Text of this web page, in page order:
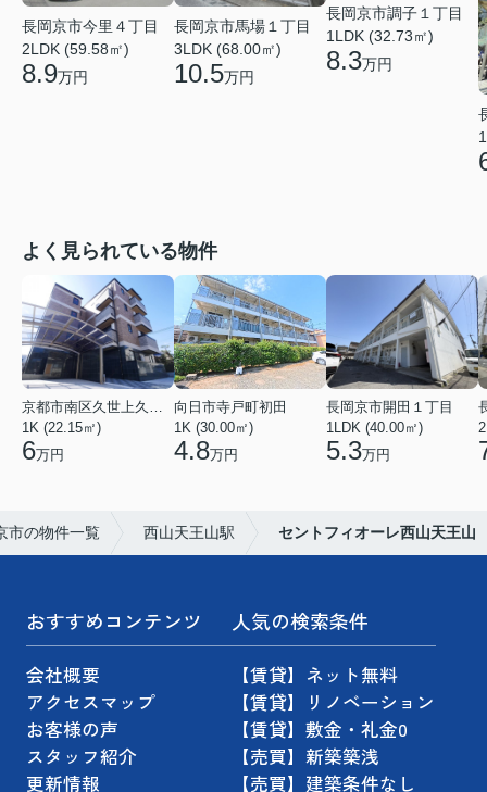
長岡京市今里４丁目
2LDK (59.58㎡)
8.9万円
長岡京市馬場１丁目
3LDK (68.00㎡)
10.5万円
長岡京市調子１丁目
1LDK (32.73㎡)
8.3万円
よく見られている物件
京都市南区久世上久世町
1K (22.15㎡)
6万円
向日市寺戸町初田
1K (30.00㎡)
4.8万円
長岡京市開田１丁目
1LDK (40.00㎡)
5.3万円
市の物件一覧 西山天王山駅 セントフィオーレ西山天王山
おすすめコンテンツ
会社概要
アクセスマップ
お客様の声
スタッフ紹介
更新情報
人気の検索条件
【賃貸】ネット無料
【賃貸】リノベーション
【賃貸】敷金・礼金0
【売買】新築築浅
【売買】建築条件なし